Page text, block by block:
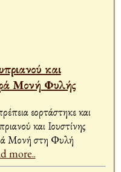
και
Μονή Φυλής
εορτάστηκε και
και Ιουστίνης
Μονή στη Φυλή
more..